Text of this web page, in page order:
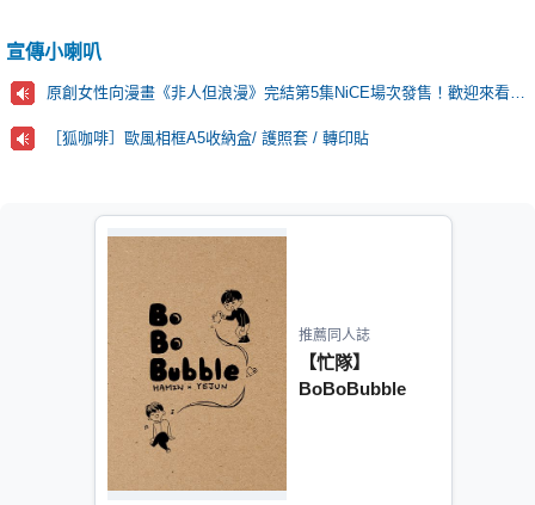
宣傳小喇叭
［狐咖啡］歐風相框A5收納盒/ 護照套 / 轉印貼
推薦同人誌
【忙隊】
BoBoBubble